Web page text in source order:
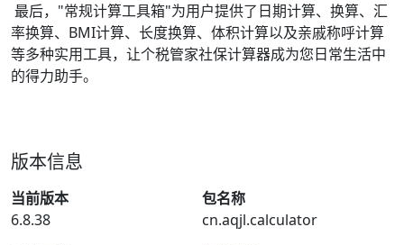
最后，"常规计算工具箱"为用户提供了日期计算、换算、汇
率换算、BMI计算、长度换算、体积计算以及亲戚称呼计算
等多种实用工具，让个税管家社保计算器成为您日常生活中
的得力助手。
版本信息
当前版本
6.8.38
包名称
cn.aqjl.calculator